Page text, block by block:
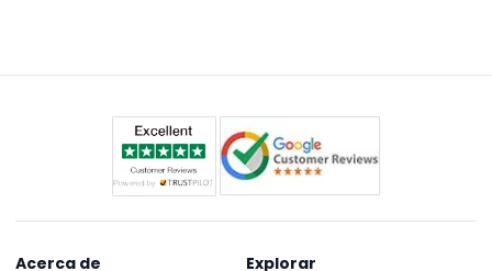
Acerca de Explorar